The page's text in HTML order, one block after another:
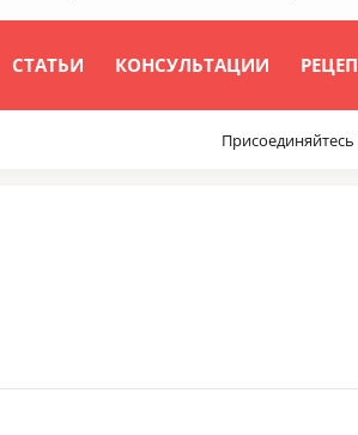
СТАТЬИ КОНСУЛЬТАЦИИ
Присоединяйтесь